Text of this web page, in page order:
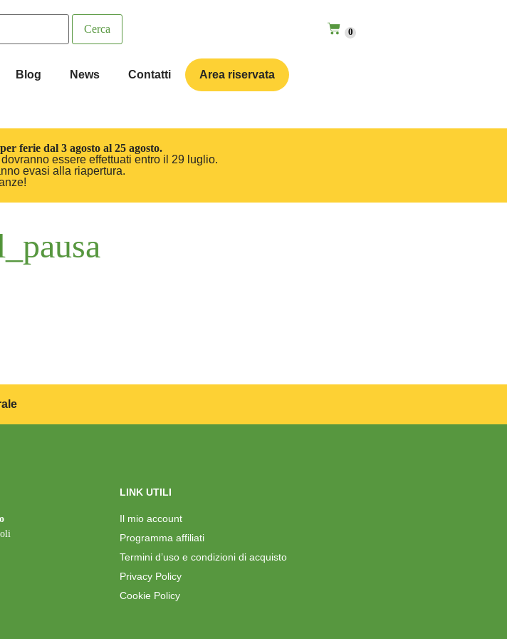
0
Blog News Contatti Area riservata
ferie dal 3 agosto al 25 agosto.
essere effettuati entro il 29 luglio.
evasi alla riapertura.
LINK UTILI
Il mio account
Programma affiliati
Termini d’uso e condizioni di acquisto
Privacy Policy
Cookie Policy